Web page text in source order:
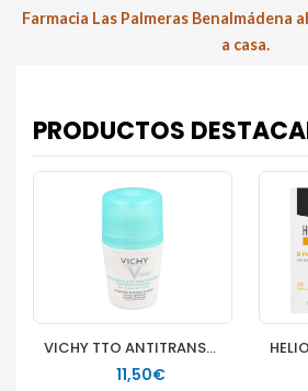
Farmacia Las Palmeras Benalmádena
a casa.